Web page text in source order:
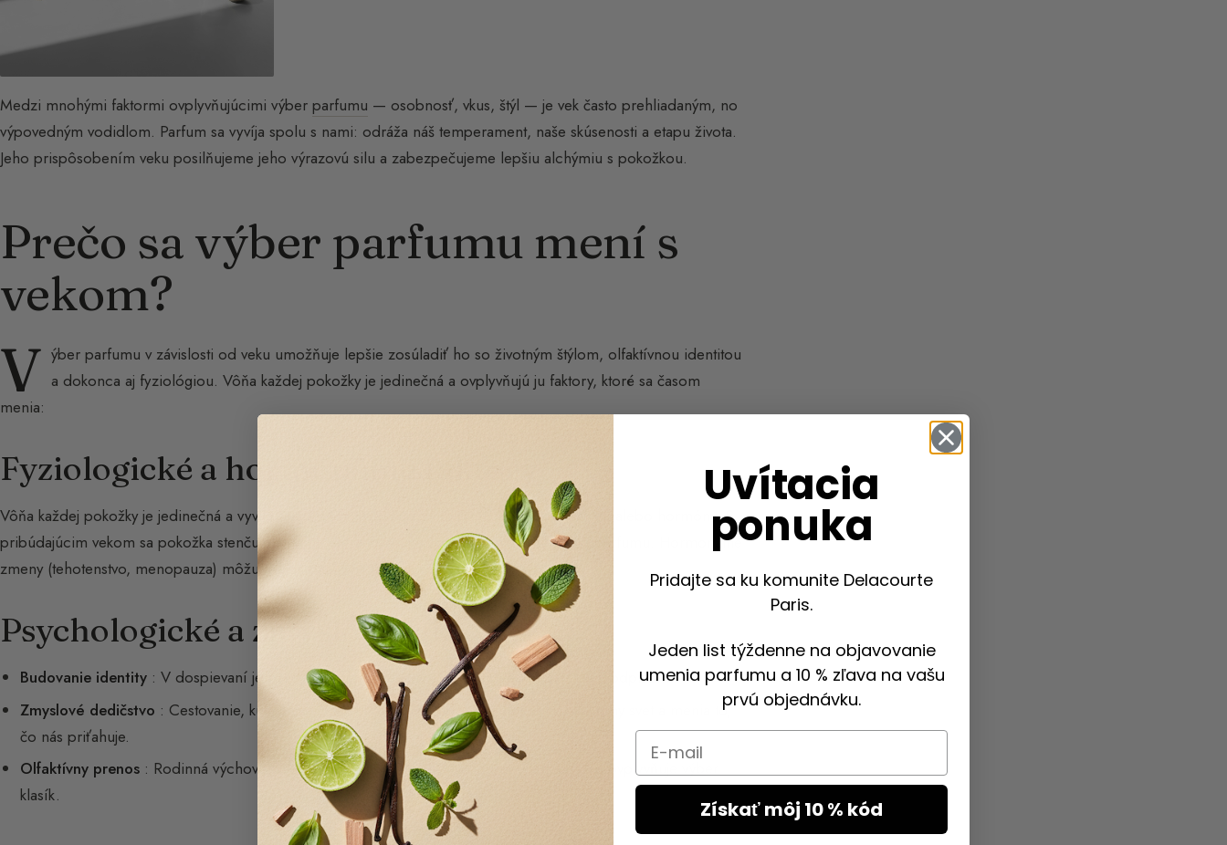
Medzi mnohými faktormi ovplyvňujúcimi výber parfumu — osobnosť, vkus, štýl — je vek často prehliadaným, no
výpovedným vodidlom. Parfum sa vyvíja spolu s nami: odráža náš temperament, naše skúsenosti a etapu života.
Jeho prispôsobením veku posilňujeme jeho výrazovú silu a zabezpečujeme lepšiu alchýmiu s pokožkou.
Prečo sa výber parfumu mení s
vekom?
V ýber parfumu v závislosti od veku umožňuje lepšie zosúladiť ho so životným štýlom, olfaktívnou identitou
a dokonca aj fyziológiou. Vôňa každej pokožky je jedinečná a ovplyvňujú ju faktory, ktoré sa časom
menia:
Fyziologické a hormonálne faktory
Vôňa každej pokožky je jedinečná a vyvíja sa v čase. Ovplyvňuje ju strava, lieky, fyzická aktivita alebo hormóny. S
pribúdajúcim vekom sa pokožka stenčuje a rýchlejšie dehydruje, čo môže ovplyvniť výdrž parfumu. Hormonálne
zmeny (tehotenstvo, menopauza) môžu taktiež ovplyvniť olfaktívne preferencie.
Psychologické a zmyslové faktory
Budovanie identity : V dospievaní je parfum nástrojom sebavyjadrenia. Neskôr sa stáva podpisom.
Zmyslové dedičstvo : Cestovanie, kulinárske či kultúrne objavy obohacujú osobný olfaktívny svet a menia to,
čo nás priťahuje.
Olfaktívny prenos : Rodinná výchova citlivejšie zoznamuje s parfumom od útleho veku a ovplyvňuje výber
klasík.
Uvítacia
ponuka
Pridajte sa ku komunite Delacourte
Paris.
Jeden list týždenne na objavovanie
umenia parfumu a 10 % zľava na vašu
prvú objednávku.
Email
Získať môj 10 % kód